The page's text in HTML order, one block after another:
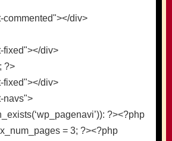
div>
fixed"></div>
?>
fixed"></div>
navs">
?><?php
= 3; ?><?php